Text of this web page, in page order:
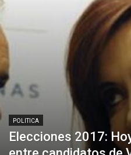
POLITICA
Elecciones 2017: